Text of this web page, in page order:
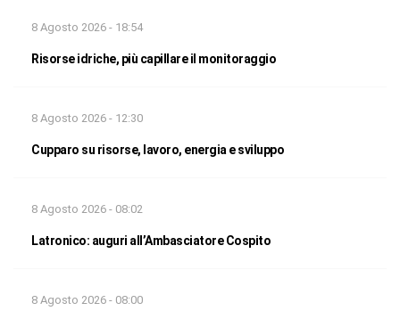
8 Agosto 2026 - 18:54
Risorse idriche, più capillare il monitoraggio
8 Agosto 2026 - 12:30
Cupparo su risorse, lavoro, energia e sviluppo
8 Agosto 2026 - 08:02
Latronico: auguri all’Ambasciatore Cospito
8 Agosto 2026 - 08:00